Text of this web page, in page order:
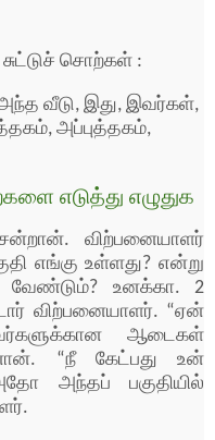
சொற்கள் :
வீடு, இது, இவர்கள்,
அப்புத்தகம்,
எடுத்து எழுதுக
விற்பனையாளர்
எங்கு உள்ளது? என்று
வேண்டும்? உனக்கா. 2
விற்பனையாளர். “ஏன்
ஆடைகள்
“நீ கேட்பது உன்
அந்தப் பகுதியில்